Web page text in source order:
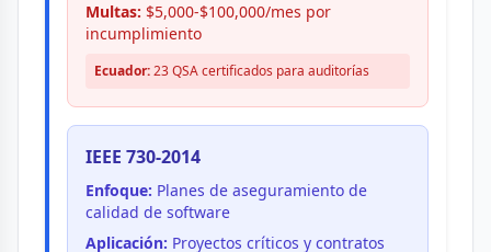
Multas: $5,000-$100,000/mes por
incumplimiento
Ecuador:23 QSA certificados para auditorías
IEEE 730-2014
Enfoque: Planes de aseguramiento de
calidad de software
Aplicación: Proyectos críticos y contratos